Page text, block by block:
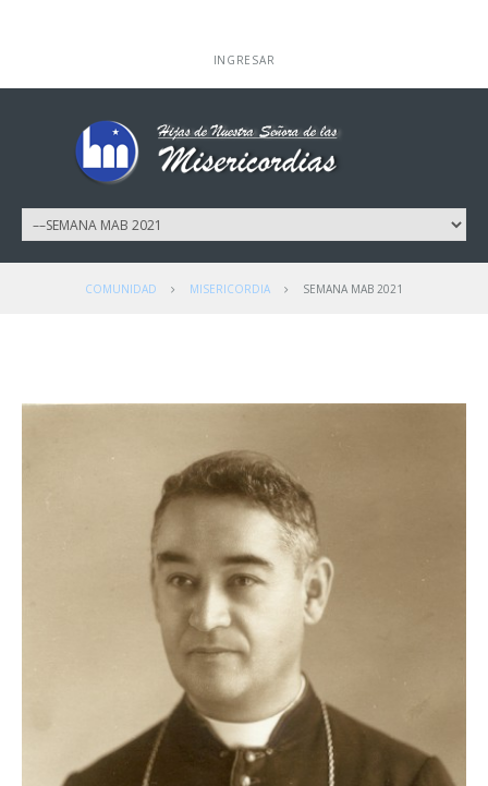
INGRESAR
COMUNIDAD MISERICORDIA SEMANA MAB 2021